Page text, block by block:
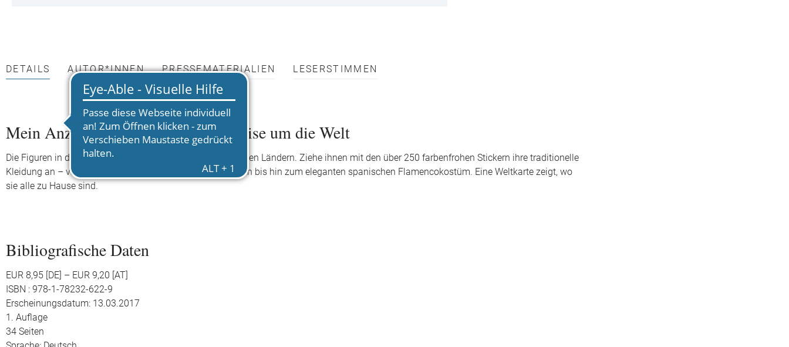
DETAILS AUTOR*INNEN PRESSEMATERIALIEN LESERSTIMMEN
Mein Anziehpuppen-Stickerbuch: Reise um die Welt
Die Figuren in diesem Buch kommen aus ganz verschiedenen Ländern. Ziehe ihnen mit den über 250 farbenfrohen Stickern ihre traditionelle
Kleidung an – von seidenen Saris für eine Hochzeit in Indien bis hin zum eleganten spanischen Flamencokostüm. Eine Weltkarte zeigt, wo
sie alle zu Hause sind.
Bibliografische Daten
EUR 8,95 [DE] – EUR 9,20 [AT]
ISBN : 978-1-78232-622-9
Erscheinungsdatum: 13.03.2017
1. Auflage
34 Seiten